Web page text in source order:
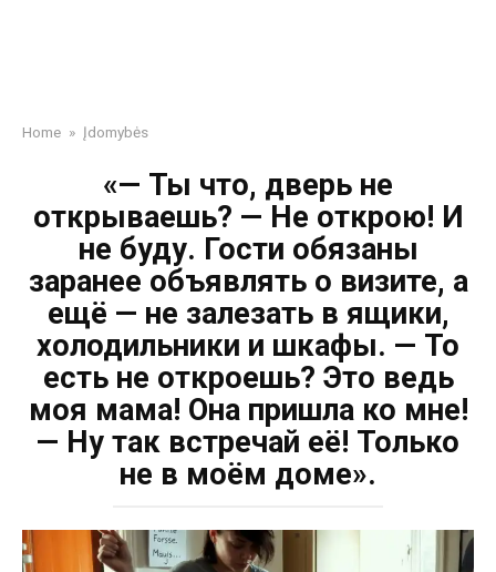
Home » Įdomybės
«— Ты что, дверь не
открываешь? — Не открою! И
не буду. Гости обязаны
заранее объявлять о визите, а
ещё — не залезать в ящики,
холодильники и шкафы. — То
есть не откроешь? Это ведь
моя мама! Она пришла ко мне!
— Ну так встречай её! Только
не в моём доме».